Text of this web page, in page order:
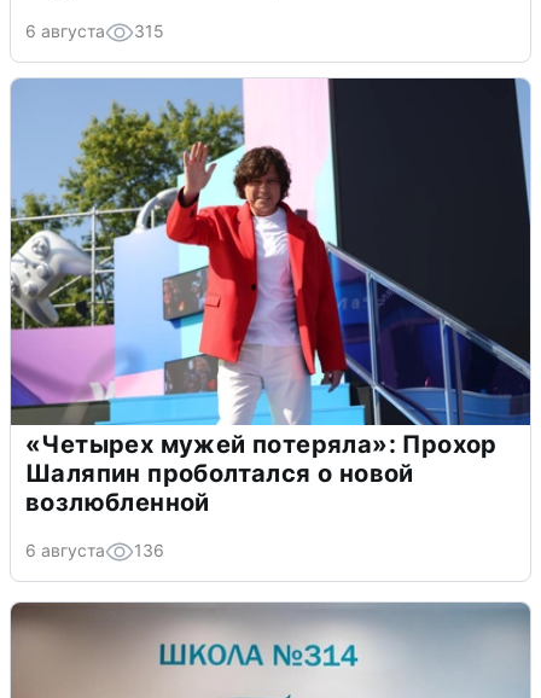
6 августа 315
«Четырех мужей потеряла»: Прохор
Шаляпин проболтался о новой
возлюбленной
6 августа 136